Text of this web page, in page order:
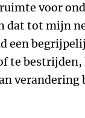
voor
dat tot mijn
een
te
verandering